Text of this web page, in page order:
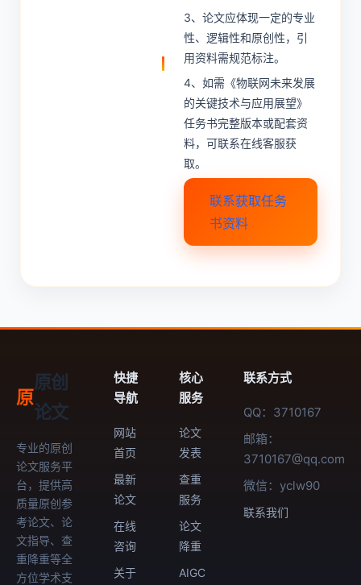
3、论文应体现一定的专业
性、逻辑性和原创性，引
用资料需规范标注。
4、如需《物联网未来发展
的关键技术与应用展望》
任务书完整版本或配套资
料，可联系在线客服获
取。
联系获取任务
书资料
原
原创
论文
专业的原创
论文服务平
台，提供高
质量原创参
考论文、论
文指导、查
重降重等全
方位学术支
快捷
导航
网站
首页
最新
论文
在线
咨询
关于
核心
服务
论文
发表
查重
服务
论文
降重
AIGC
联系方式
QQ：3710167
邮箱：
3710167@qq.com
微信：yclw90
联系我们